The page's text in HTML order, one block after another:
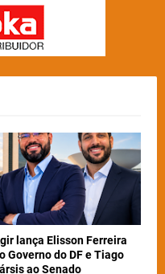
lança Elisson Ferreira
Governo do DF e Tiago
ao Senado